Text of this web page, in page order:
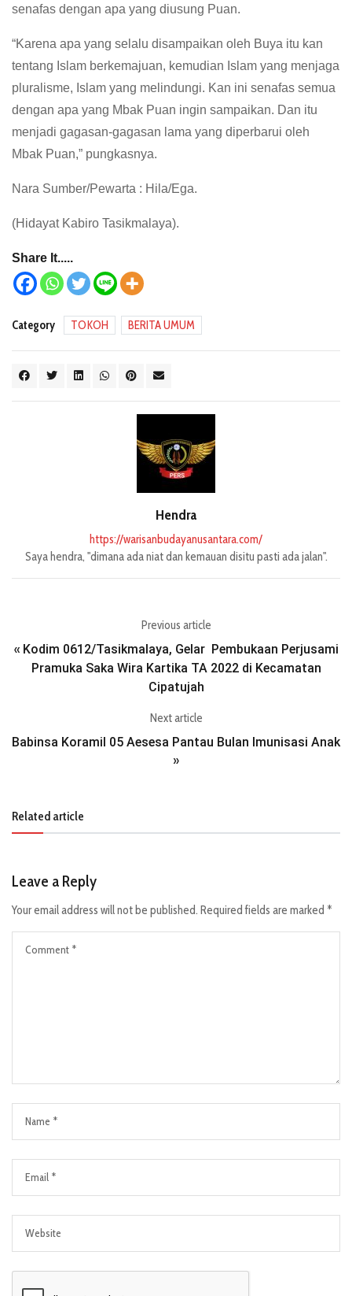
senafas dengan apa yang diusung Puan.
“Karena apa yang selalu disampaikan oleh Buya itu kan
tentang Islam berkemajuan, kemudian Islam yang menjaga
pluralisme, Islam yang melindungi. Kan ini senafas semua
dengan apa yang Mbak Puan ingin sampaikan. Dan itu
menjadi gagasan-gagasan lama yang diperbarui oleh
Mbak Puan,” pungkasnya.
Nara Sumber/Pewarta : Hila/Ega.
(Hidayat Kabiro Tasikmalaya).
Share It.....
Category TOKOH BERITA UMUM
Hendra
https://warisanbudayanusantara.com/
Saya hendra, "dimana ada niat dan kemauan disitu pasti ada jalan".
Previous article
« Kodim 0612/Tasikmalaya, Gelar Pembukaan Perjusami
Pramuka Saka Wira Kartika TA 2022 di Kecamatan
Cipatujah
Next article
Babinsa Koramil 05 Aesesa Pantau Bulan Imunisasi Anak
»
Related article
Leave a Reply
Your email address will not be published. Required fields are marked *